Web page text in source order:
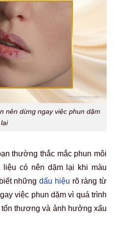
nên dừng ngay việc phun dặm
lại
thường thắc mắc phun môi
có nên dặm lại khi màu
những dấu hiệu rõ ràng từ
việc phun dặm vì quá trình
thương và ảnh hưởng xấu